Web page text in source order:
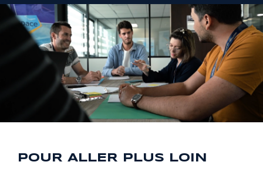
POUR ALLER PLUS LOIN